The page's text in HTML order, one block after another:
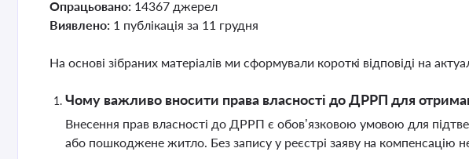
Опрацьовано: 14367 джерел
Виявлено: 1 публікація за 11 грудня
На основі зібраних матеріалів ми сформували короткі відповіді на
Чому важливо вносити права власності до ДРРП для
Внесення прав власності до ДРРП є обов’язковою умовою для
або пошкоджене житло. Без запису у реєстрі заяву на компенсацію